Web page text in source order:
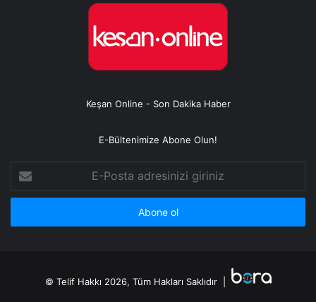
Keşan Online - Son Dakika Haber
E-Bültenimize Abone Olun!
Posta
adresinizi
© Telif Hakkı 2026, Tüm Hakları Saklıdır |